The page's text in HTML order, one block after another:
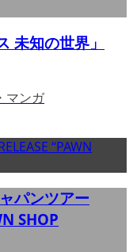
未知の世界」
マンガ
パンツアー
SHOP